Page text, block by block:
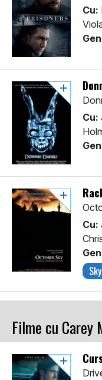
Cu:
Cu:
Cu:
Filme cu Carey